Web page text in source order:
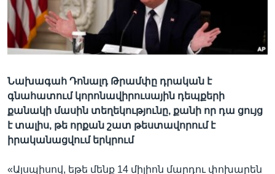
Լեզուներ
Նախագահ Դոնալդ Թրամփը դրական է
գնահատում կորոնավիրուսային դեպքերի
քանակի մասին տեղեկությունը, քանի որ դա ցույց
է տալիս, թե որքան շատ թեստավորում է
իրականացվում երկրում
«Այսպիսով, եթե մենք 14 միլիոն մարդու փոխարեն